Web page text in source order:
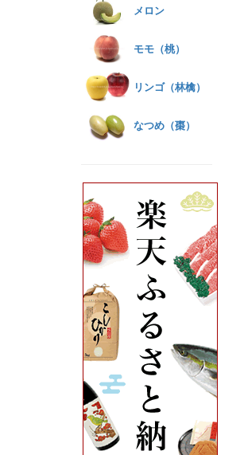
メロン
モモ（桃）
リンゴ（林檎）
なつめ（棗）